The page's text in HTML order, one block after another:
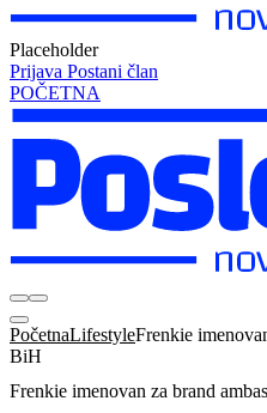
Placeholder
Prijava Postani član
POČETNA
PočetnaLifestyleFrenkie
BiH
Frenkie imenovan za brand